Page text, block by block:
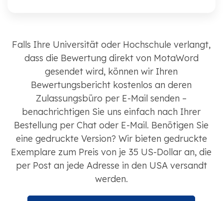
Falls Ihre Universität oder Hochschule verlangt,
dass die Bewertung direkt von MotaWord
gesendet wird, können wir Ihren
Bewertungsbericht kostenlos an deren
Zulassungsbüro per E-Mail senden –
benachrichtigen Sie uns einfach nach Ihrer
Bestellung per Chat oder E-Mail. Benötigen Sie
eine gedruckte Version? Wir bieten gedruckte
Exemplare zum Preis von je 35 US-Dollar an, die
per Post an jede Adresse in den USA versandt
werden.